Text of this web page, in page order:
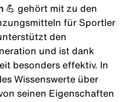
💪 gehört mit zu den
für Sportler
den
und ist dank
besonders effektiv. In
Wissenswerte über
seinen Eigenschaften